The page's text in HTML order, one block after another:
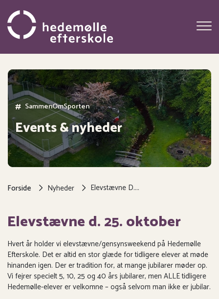
hovedindhold
# SammenOmSporten
SammenOmMusikken
Events & nyheder
Brødkrumme
Forside Nyheder Elevstævne D....
Elevstævne d. 25. oktober
Hvert år holder vi elevstævne/gensynsweekend på Hedemølle
Efterskole. Det er altid en stor glæde for tidligere elever at møde
hinanden igen. Der er tradition for, at mange jubilarer møder op.
Vi fejrer specielt 5, 10, 25 og 40 års jubilarer, men ALLE tidligere
Hedemølle-elever er velkomne – også selvom man ikke er jubilar.